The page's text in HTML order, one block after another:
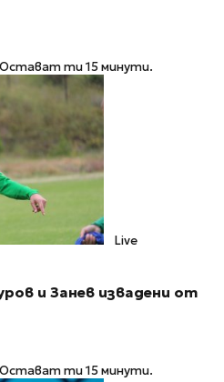
Остават ти 15 минути.
Live
и Занев извадени от
Остават ти 15 минути.